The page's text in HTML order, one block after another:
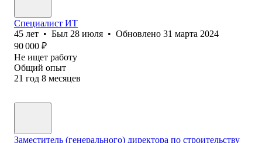
Специалист ИТ
45 лет • Был 28 июля • Обновлено 31 марта 2024
90 000 ₽
Не ищет работу
Общий опыт
21 год 8 месяцев
Заместитель (генерального) директора по строительству